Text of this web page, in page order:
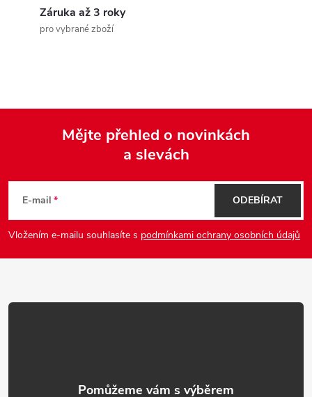
y
ý
p
i
Záruka až 3 roky
pro vybrané zboží
p
a
t
Mějte přehled o novinkách
a slevách
E-mail
Vložením e-mailu souhlasíte s podmínkami ochrany osobních údajů
ODEBÍRAT